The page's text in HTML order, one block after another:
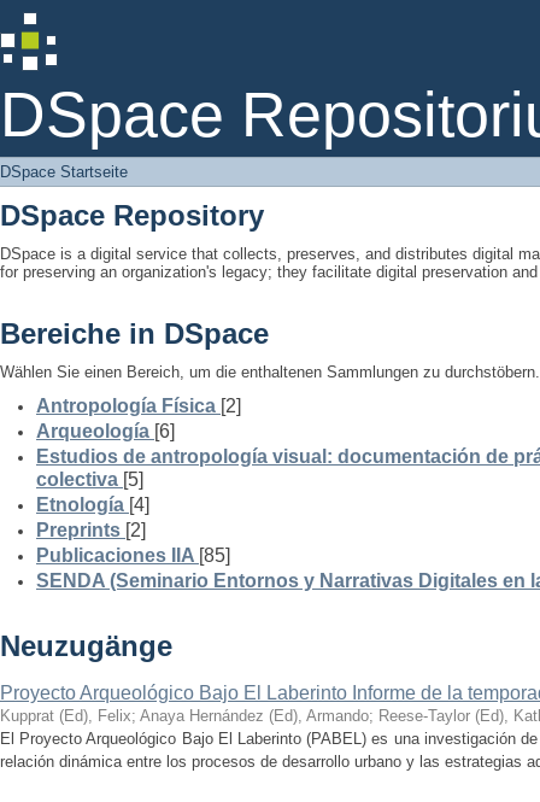
DSpace
DSpace Startseite
DSpace Startseite
DSpace Repository
DSpace is a digital service that collects, preserves, and distributes digital
for preserving an organization's legacy; they facilitate digital preservation
Bereiche in DSpace
Wählen Sie einen Bereich, um die enthaltenen Sammlungen zu durchstöbern.
Antropología Física [2]
Arqueología [6]
Estudios de antropología visual: documentación de
colectiva [5]
Etnología [4]
Preprints [2]
Publicaciones IIA [85]
SENDA (Seminario Entornos y Narrativas Digitales en
Neuzugänge
Proyecto Arqueológico Bajo El Laberinto Informe de la
Kupprat (Ed), Felix; Anaya Hernández (Ed), Armando; Reese-Taylor (Ed),
El Proyecto Arqueológico Bajo El Laberinto (PABEL) es una investigación
relación dinámica entre los procesos de desarrollo urbano y las estrategias